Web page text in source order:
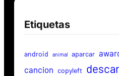
Etiquetas
android animal aparcar
cancion copyleft